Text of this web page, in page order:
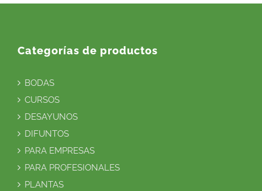
Categorías de productos
BODAS
CURSOS
DESAYUNOS
DIFUNTOS
PARA EMPRESAS
PARA PROFESIONALES
PLANTAS